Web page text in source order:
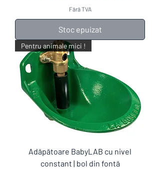
Fără TVA
Stoc epuizat
Pentru animale mici !
Adăpătoare BabyLAB cu nivel
constant | bol din fontă